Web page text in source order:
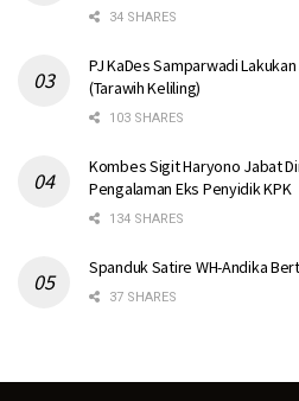
34 SHARES
PJ KaDes Samparwadi
(Tarawih Keliling)
103 SHARES
Kombes Sigit Haryono Jabat
Pengalaman Eks Penyidik KPK
134 SHARES
Spanduk Satire WH-Andika
37 SHARES